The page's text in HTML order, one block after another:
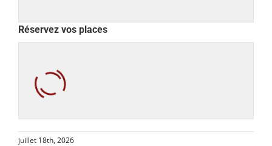
Réservez vos places
juillet 18th, 2026